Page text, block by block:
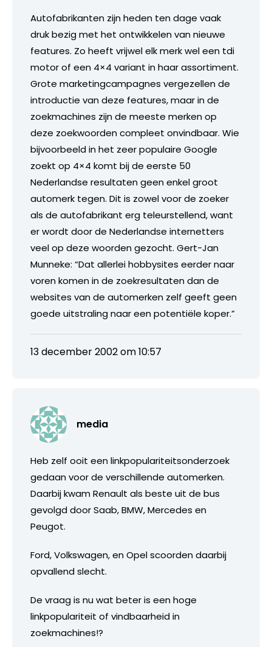
Autofabrikanten zijn heden ten dage vaak
druk bezig met het ontwikkelen van nieuwe
features. Zo heeft vrijwel elk merk wel een tdi
motor of een 4×4 variant in haar assortiment.
Grote marketingcampagnes vergezellen de
introductie van deze features, maar in de
zoekmachines zijn de meeste merken op
deze zoekwoorden compleet onvindbaar. Wie
bijvoorbeeld in het zeer populaire Google
zoekt op 4×4 komt bij de eerste 50
Nederlandse resultaten geen enkel groot
automerk tegen. Dit is zowel voor de zoeker
als de autofabrikant erg teleurstellend, want
er wordt door de Nederlandse internetters
veel op deze woorden gezocht. Gert-Jan
Munneke: “Dat allerlei hobbysites eerder naar
voren komen in de zoekresultaten dan de
websites van de automerken zelf geeft geen
goede uitstraling naar een potentiële koper.”
13 december 2002 om 10:57
media
Heb zelf ooit een linkpopulariteitsonderzoek
gedaan voor de verschillende automerken.
Daarbij kwam Renault als beste uit de bus
gevolgd door Saab, BMW, Mercedes en
Peugot.
Ford, Volkswagen, en Opel scoorden daarbij
opvallend slecht.
De vraag is nu wat beter is een hoge
linkpopulariteit of vindbaarheid in
zoekmachines!?